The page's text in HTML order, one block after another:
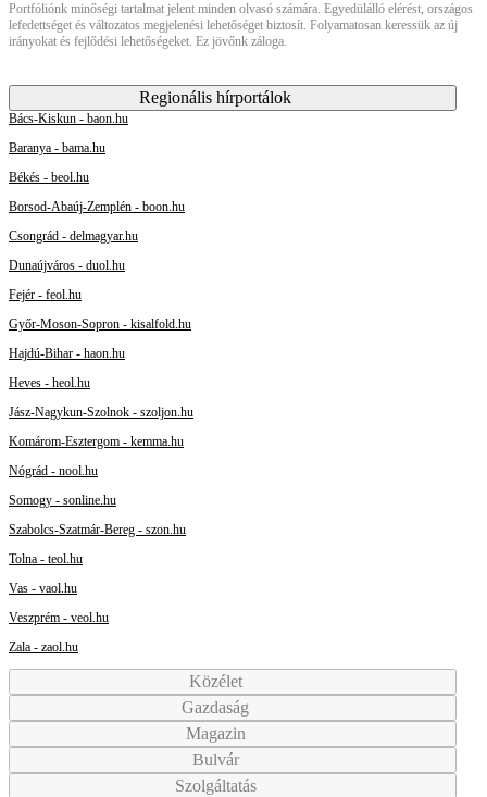
Portfóliónk minőségi tartalmat jelent minden olvasó számára. Egyedülálló elérést, országos
lefedettséget és változatos megjelenési lehetőséget biztosít. Folyamatosan keressük az új
irányokat és fejlődési lehetőségeket. Ez jövőnk záloga.
Regionális hírportálok
Bács-Kiskun - baon.hu
Baranya - bama.hu
Békés - beol.hu
Borsod-Abaúj-Zemplén - boon.hu
Csongrád - delmagyar.hu
Dunaújváros - duol.hu
Fejér - feol.hu
Győr-Moson-Sopron - kisalfold.hu
Hajdú-Bihar - haon.hu
Heves - heol.hu
Jász-Nagykun-Szolnok - szoljon.hu
Komárom-Esztergom - kemma.hu
Nógrád - nool.hu
Somogy - sonline.hu
Szabolcs-Szatmár-Bereg - szon.hu
Tolna - teol.hu
Vas - vaol.hu
Veszprém - veol.hu
Zala - zaol.hu
Közélet
Gazdaság
Magazin
Bulvár
Szolgáltatás